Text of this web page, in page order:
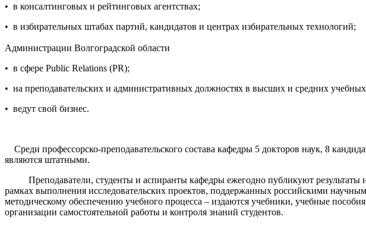
• в консалтинговых и рейтинговых агентствах;
• в избирательных штабах партий, кандидатов и центрах избирательных технологий;
Администрации Волгоградской области
• в сфере Public Relations (PR);
• на преподавательских и административных должностях в высших и средних учебных
• ведут свой бизнес.
Среди профессорско-преподавательского состава кафедры 5 докторов наук, 8
являются штатными.
Преподаватели, студенты и аспиранты кафедры ежегодно публикуют результаты
рамках выполнения исследовательских проектов, поддержанных российскими
методическому обеспечению учебного процесса – издаются учебники, учебные
организации самостоятельной работы и контроля знаний студентов.